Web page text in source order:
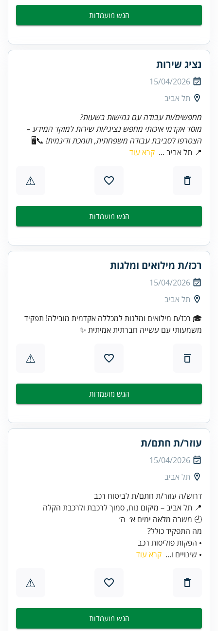
הגש מועמדות
נציג שירות
15/04/2026
תל אביב
מחפשים/ות עבודה עם גמישות בשעות?
מוסד אקדמי איכותי מחפש נציגי/ות שירות למוקד המידע –
הצטרפו לסביבת עבודה משפחתית, תומכת ודינמית! 📞🖥️
📍 תל אביב ... קרא עוד
⚠
הגש מועמדות
רכז/ת מילואים ומלגות
15/04/2026
תל אביב
🎓 רכז/ת מילואים ומלגות למכללה אקדמית מובילה! תפקיד
משמעותי עם עשייה חברתית אמיתית ✨
⚠
הגש מועמדות
עוזר/ת חתם/ת
15/04/2026
תל אביב
• הפקות פוליסות רכב
• שינויים ו... קרא עוד
⚠
הגש מועמדות